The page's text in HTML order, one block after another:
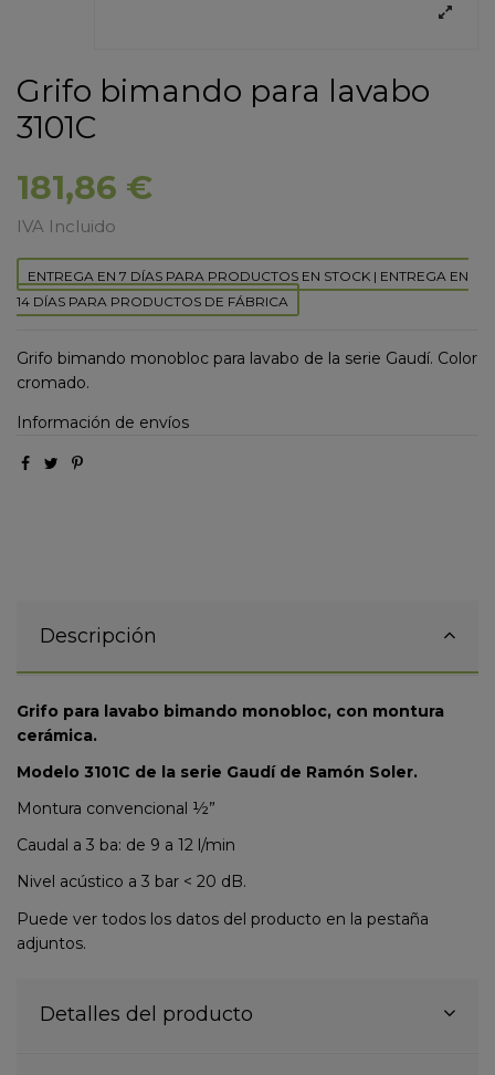
Grifo bimando para lavabo
3101C
181,86 €
IVA Incluido
ENTREGA EN 7 DÍAS PARA PRODUCTOS EN STOCK | ENTREGA EN
14 DÍAS PARA PRODUCTOS DE FÁBRICA
Grifo bimando monobloc para lavabo de la serie Gaudí. Color
cromado.
Información de envíos
Descripción
Grifo para lavabo bimando monobloc, con montura
cerámica.
Modelo 3101C de la serie Gaudí de Ramón Soler.
Montura convencional ½”
Caudal a 3 ba: de 9 a 12 l/min
Nivel acústico a 3 bar < 20 dB.
Puede ver todos los datos del producto en la pestaña
adjuntos.
Detalles del producto